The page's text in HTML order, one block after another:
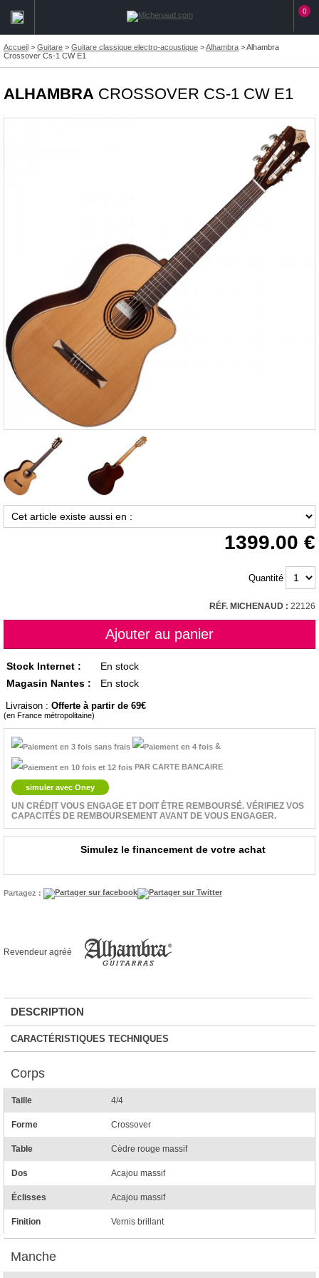
0
Accueil > Guitare > Guitare classique electro-acoustique >Alhambra >Alhambra
Crossover Cs-1 CW E1
ALHAMBRA CROSSOVER CS-1 CW E1
1399.00
Quantité
RÉF. MICHENAUD : 22126
Stock Internet :
En stock
Magasin Nantes :
En stock
Livraison : Offerte à partir de 69
(en France métropolitaine)
&
PAR CARTE BANCAIRE
simuler avec Oney
UN CRÉDIT VOUS ENGAGE ET DOIT ÊTRE REMBOURSÉ. VÉRIFIEZ VOS
CAPACITÉS DE REMBOURSEMENT AVANT DE VOUS ENGAGER.
Simulez le financement de votre achat
Partagez :
Revendeur agréé
DESCRIPTION
CARACTÉRISTIQUES TECHNIQUES
Corps
Taille 4/4
Forme Crossover
Table Cèdre rouge massif
Dos Acajou massif
Éclisses Acajou massif
Finition Vernis brillant
Manche